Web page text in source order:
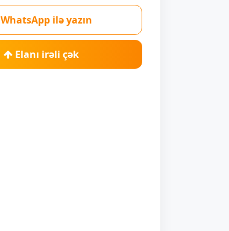
WhatsApp ilə yazın
Elanı irəli çək